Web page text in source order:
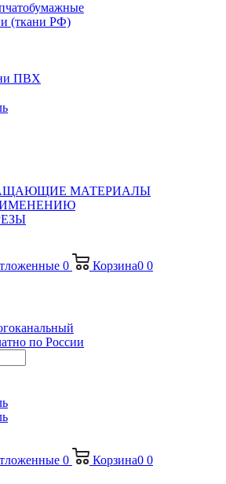
(ткани РФ)
ПВХ
МАТЕРИАЛЫ
0 Корзина0 0
по России
0 Корзина0 0